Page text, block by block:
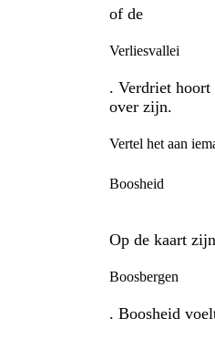
of de
Verliesvallei
. Verdriet
over zijn.
Vertel het aan
Boosheid
Op de kaart
Boosbergen
. Boosheid